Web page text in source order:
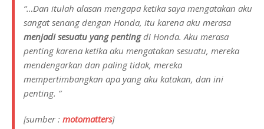
“…Dan itulah alasan mengapa ketika saya mengatakan aku
sangat senang dengan Honda, itu karena aku merasa
menjadi sesuatu yang pentingdi Honda. Aku merasa
penting karena ketika aku mengatakan sesuatu, mereka
mendengarkan dan paling tidak, mereka
mempertimbangkan apa yang aku katakan, dan ini
penting. ”
[sumber : motomatters]